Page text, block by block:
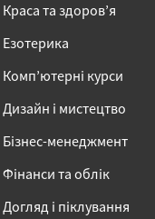
Краса та здоров’я
Езотерика
Комп’ютерні курси
Дизайн і мистецтво
Бізнес-менеджмент
Фінанси та облік
Догляд і піклування